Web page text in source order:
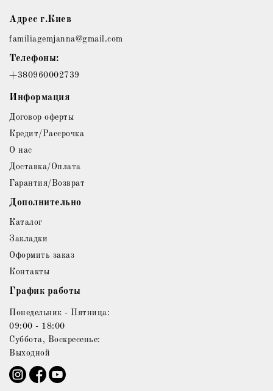
Адрес г.Киев
familiagemjanna@gmail.com
Телефоны:
+380960002739
Информация
Договор оферты
Кредит/Рассрочка
О нас
Доставка/Оплата
Гарантия/Возврат
Дополнительно
Каталог
Закладки
Оформить заказ
Контакты
График работы
Понедельник - Пятница:
09:00 - 18:00
Суббота, Воскресенье:
Выходной